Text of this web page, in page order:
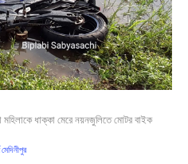
মহিলাকে ধাক্কা মেরে নয়নজুলিতে মোটর বাইক
মেদিনীপুর